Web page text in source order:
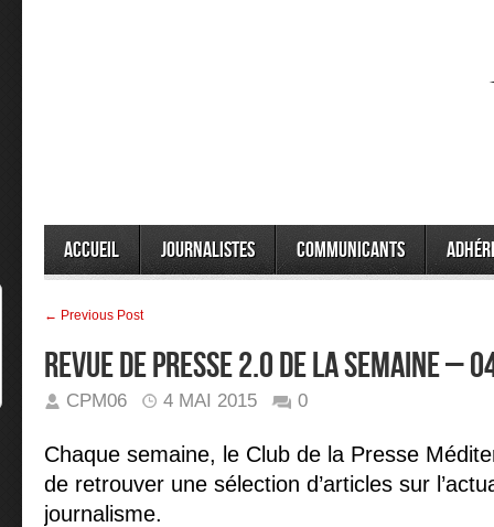
Accueil Journalistes Communicants
← Previous Post
REVUE DE PRESSE 2.0 DE LA SEMAINE
CPM06 4 MAI 2015 0
Chaque semaine, le Club de la Presse
de retrouver une sélection d’articles sur
journalisme.